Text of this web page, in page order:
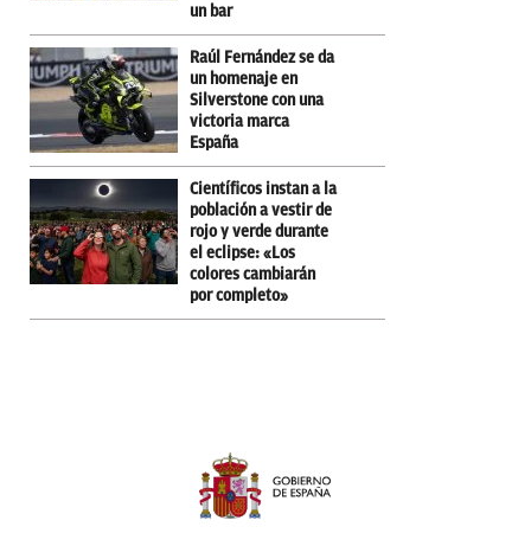
un bar
Raúl Fernández se da
un homenaje en
Silverstone con una
victoria marca
España
Científicos instan a la
población a vestir de
rojo y verde durante
el eclipse: «Los
colores cambiarán
por completo»